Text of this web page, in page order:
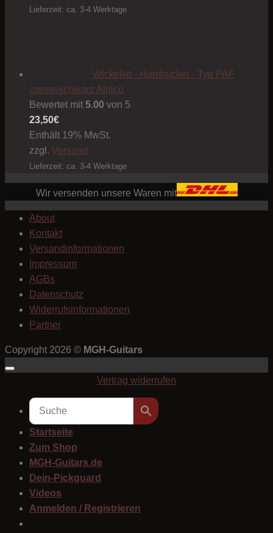
Lieferzeit: ca. 3-4 Werktage
Wickelkit - Humbucker - Typ PAF
creme/schwarz Alnico
Bewertet mit 5.00 von 5
23,50€
Enthält 19% MwSt.
zzgl. Versand
Lieferzeit: ca. 3-4 Werktage
Wir versenden unsere Waren mit
About
Kontakt
Versandinformationen
Impressum
AGBs
Datenschutz
Widerrufsinformationen
Partner
Copyright 2026 © MGH-Guitars
Vertrag widerrufen
Startseite
Zum Shop
MGH-Guitars.de
Dein-Pickguard
Videos
Anmelden / Registrieren